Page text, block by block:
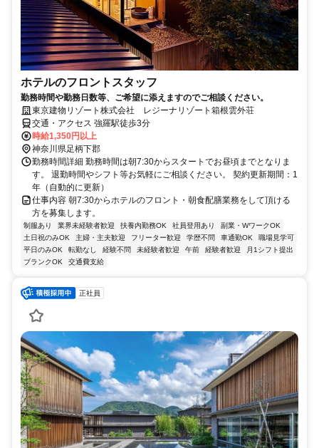
ホテルのフロントスタッフ
勤務時間や勤務日数等、ご希望に添えますのでご相談ください。
東京建物リゾート株式会社 レジーナリゾート箱根雲外荘
交通・アクセス 強羅駅徒歩3分
時給1,350円以上
神奈川県足柄下郡
勤務時間詳細 勤務時間は朝7:30からスタートでお昼頃までとなりま
す。 退勤時間やシフト等お気軽にご相談ください。 契約更新期間：1
年（自動的に更新）
仕事内容 朝7:30からホテルのフロント・朝食配膳業務をして頂ける
方を募集します。
制服あり 業界未経験者歓迎 扶養内勤務OK 社員登用あり
副業・WワークOK
土日祝のみOK
主婦・主夫歓迎 フリーター歓迎 学歴不問 車通勤OK
職場見学可
平日のみOK
転勤なし 経験不問 未経験者歓迎 午前 経験者歓迎
月1シフト提出
ブランクOK
交通費支給
正社員